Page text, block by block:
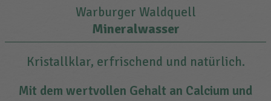
Warburger Waldquell
Mineralwasser
Kristallklar, erfrischend und natürlich.
Mit dem wertvollen Gehalt an Calcium und